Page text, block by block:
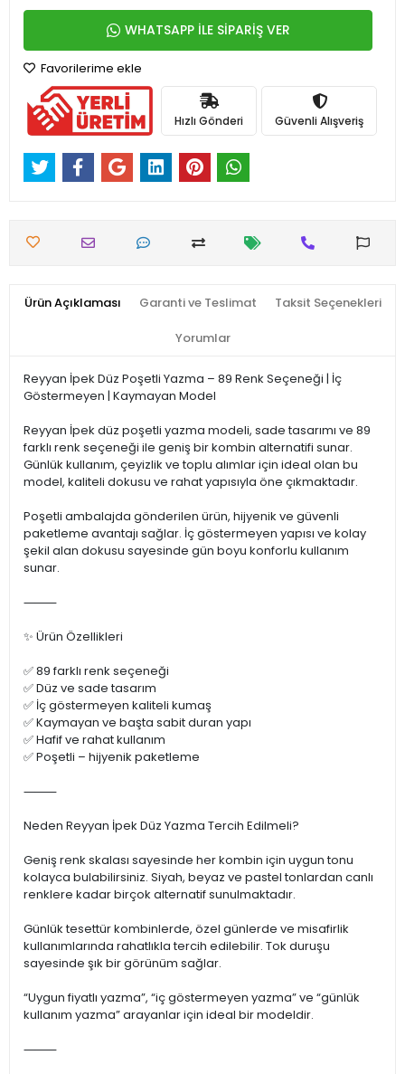
WHATSAPP İLE SİPARİŞ VER
Favorilerime ekle
Hızlı Gönderi Güvenli Alışveriş
Ürün Açıklaması Garanti ve Teslimat Taksit Seçenekleri
Yorumlar
Reyyan İpek Düz Poşetli Yazma – 89 Renk Seçeneği | İç
Göstermeyen | Kaymayan Model
Reyyan İpek düz poşetli yazma modeli, sade tasarımı ve 89
farklı renk seçeneği ile geniş bir kombin alternatifi sunar.
Günlük kullanım, çeyizlik ve toplu alımlar için ideal olan bu
model, kaliteli dokusu ve rahat yapısıyla öne çıkmaktadır.
Poşetli ambalajda gönderilen ürün, hijyenik ve güvenli
paketleme avantajı sağlar. İç göstermeyen yapısı ve kolay
şekil alan dokusu sayesinde gün boyu konforlu kullanım
sunar.
⸻
✨ Ürün Özellikleri
✅ 89 farklı renk seçeneği
✅ Düz ve sade tasarım
✅ İç göstermeyen kaliteli kumaş
✅ Kaymayan ve başta sabit duran yapı
✅ Hafif ve rahat kullanım
✅ Poşetli – hijyenik paketleme
⸻
Neden Reyyan İpek Düz Yazma Tercih Edilmeli?
Geniş renk skalası sayesinde her kombin için uygun tonu
kolayca bulabilirsiniz. Siyah, beyaz ve pastel tonlardan canlı
renklere kadar birçok alternatif sunulmaktadır.
Günlük tesettür kombinlerde, özel günlerde ve misafirlik
kullanımlarında rahatlıkla tercih edilebilir. Tok duruşu
sayesinde şık bir görünüm sağlar.
“Uygun fiyatlı yazma”, “iç göstermeyen yazma” ve “günlük
kullanım yazma” arayanlar için ideal bir modeldir.
⸻